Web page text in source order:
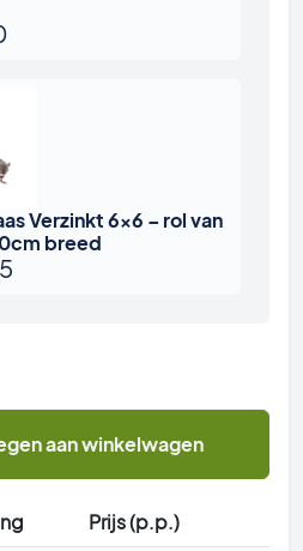
Verzinkt 6×6 – rol van
breed
aan winkelwagen
Prijs (p.p.)